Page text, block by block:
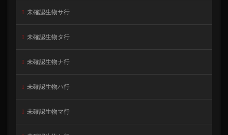
未確認生物サ行
未確認生物タ行
未確認生物ナ行
未確認生物ハ行
未確認生物マ行